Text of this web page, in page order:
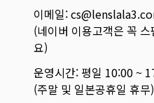
이메일:
(네이버 이용고객은 꼭
요)
운영시간: 평일 10:00 ~
(주말 및 일본공휴일 휴무)